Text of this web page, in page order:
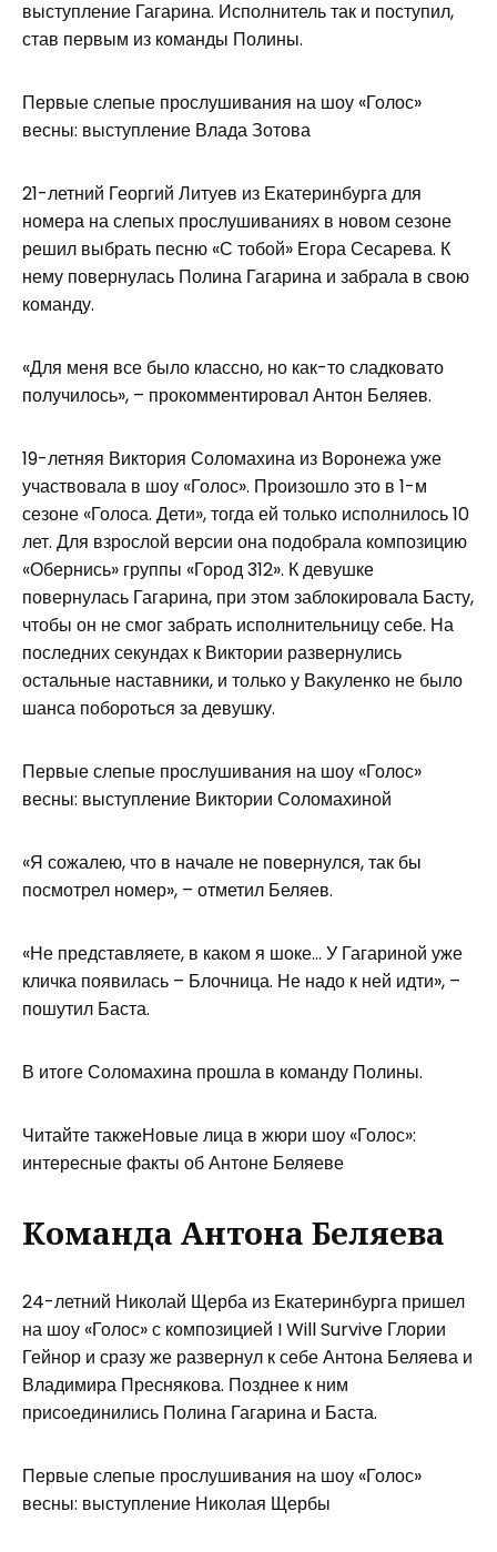
выступление Гагарина. Исполнитель так и поступил,
став первым из команды Полины.
Первые слепые прослушивания на шоу «Голос»
весны: выступление Влада Зотова
21-летний Георгий Литуев из Екатеринбурга для
номера на слепых прослушиваниях в новом сезоне
решил выбрать песню «С тобой» Егора Сесарева. К
нему повернулась Полина Гагарина и забрала в свою
команду.
«Для меня все было классно, но как-то сладковато
получилось», – прокомментировал Антон Беляев.
19-летняя Виктория Соломахина из Воронежа уже
участвовала в шоу «Голос». Произошло это в 1-м
сезоне «Голоса. Дети», тогда ей только исполнилось 10
лет. Для взрослой версии она подобрала композицию
«Обернись» группы «Город 312». К девушке
повернулась Гагарина, при этом заблокировала Басту,
чтобы он не смог забрать исполнительницу себе. На
последних секундах к Виктории развернулись
остальные наставники, и только у Вакуленко не было
шанса побороться за девушку.
Первые слепые прослушивания на шоу «Голос»
весны: выступление Виктории Соломахиной
«Я сожалею, что в начале не повернулся, так бы
посмотрел номер», – отметил Беляев.
«Не представляете, в каком я шоке… У Гагариной уже
кличка появилась – Блочница. Не надо к ней идти», –
пошутил Баста.
В итоге Соломахина прошла в команду Полины.
Читайте такжеНовые лица в жюри шоу «Голос»:
интересные факты об Антоне Беляеве
Команда Антона Беляева
24-летний Николай Щерба из Екатеринбурга пришел
на шоу «Голос» с композицией I Will Survive Глории
Гейнор и сразу же развернул к себе Антона Беляева и
Владимира Преснякова. Позднее к ним
присоединились Полина Гагарина и Баста.
Первые слепые прослушивания на шоу «Голос»
весны: выступление Николая Щербы